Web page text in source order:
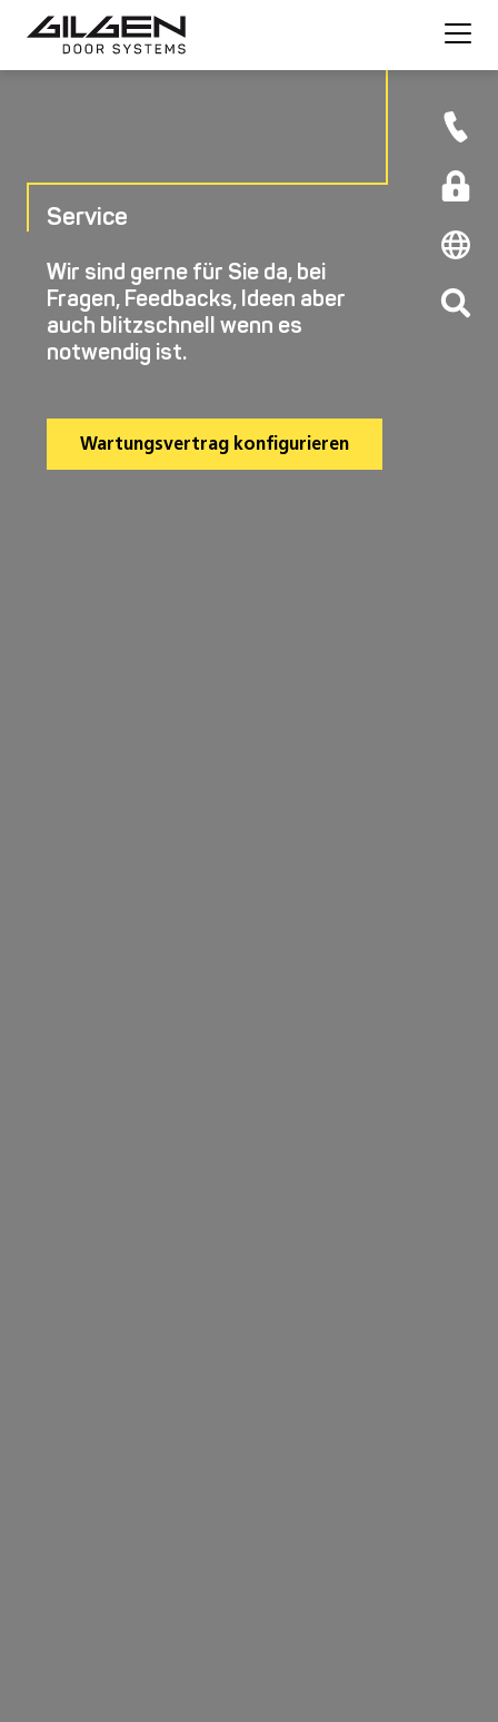
Service
Wir sind gerne für Sie da, bei
Fragen, Feedbacks, Ideen aber
auch blitzschnell wenn es
notwendig ist.
Wartungsvertrag konfigurieren